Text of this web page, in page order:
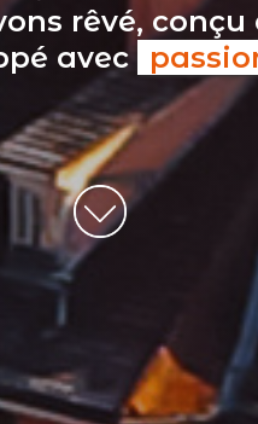
rêvé, conçu
avec